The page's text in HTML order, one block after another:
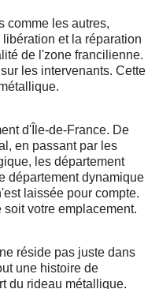
comme les autres,
et la réparation
de l'zone francilienne.
les intervenants. Cette
d'Île-de-France. De
en passant par les
les département
département dynamique
laissée pour compte.
votre emplacement.
réside pas juste dans
une histoire de
du rideau métallique.